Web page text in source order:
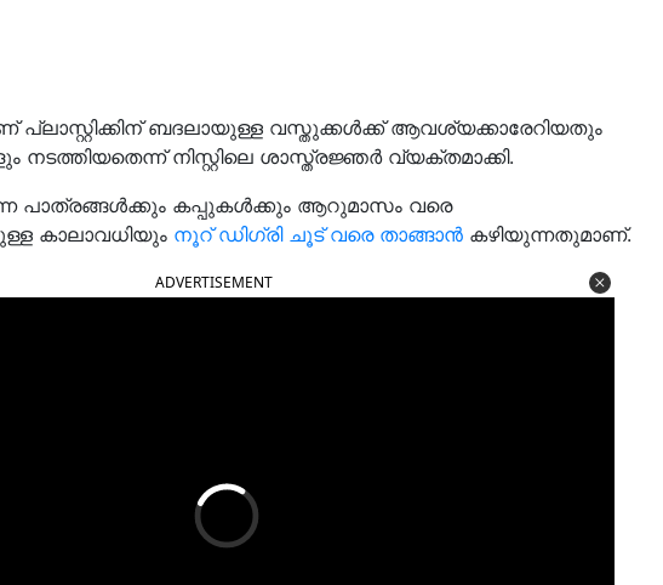
ബദലായുള്ള വസ്തുക്കൾക്ക് ആവശ്യക്കാരേറിയതും
നിസ്റ്റിലെ ശാസ്ത്രജ്ഞർ വ്യക്തമാക്കി.
പാത്രങ്ങൾക്കും കപ്പുകൾക്കും ആറുമാസം വരെ
കാലാവധിയും നൂറ് ഡിഗ്രി ചൂട് വരെ താങ്ങാൻ കഴിയുന്നതുമാണ്.
ADVERTISEMENT